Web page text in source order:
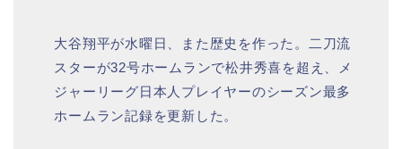
大谷翔平が水曜日、また歴史を作った。二刀流
スターが32号ホームランで松井秀喜を超え、メ
ジャーリーグ日本人プレイヤーのシーズン最多
ホームラン記録を更新した。